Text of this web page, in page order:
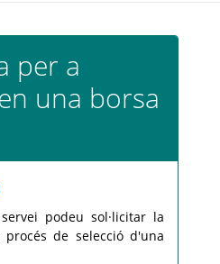
per a
una borsa
podeu sol·licitar la
de selecció d'una